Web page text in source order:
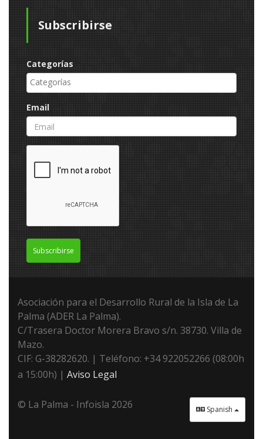
Subscribirse
Categorías
Email
Subscribirse
Asociación para el Desarrollo Rural de la Isla de La
Palma (ADER La Palma).
C/Trasera Doctor Morera Bravo s/n. 38730. Villa de
Mazo.
CIF: G-38282620. | Teléfono: +34 922052266 (08:00h
a 15:00h) | Aviso Legal
Spanish
© La Palma - Infoisla 2026